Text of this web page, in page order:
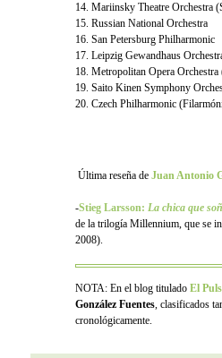
14. Mariinsky Theatre Orchestra
15. Russian National Orchestra
16. San Petersburg Philharmonic
17. Leipzig Gewandhaus
18. Metropolitan Opera
19. Saito Kinen Symphony
20. Czech Philharmonic
Última reseña de Juan Antonio
-Stieg Larsson: La chica que
de la trilogía Millennium, que se
2008).
NOTA: En el blog titulado El
González Fuentes, clasificados
cronológicamente.